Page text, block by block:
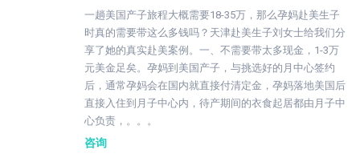
一趟美国产子旅程大概需要18-35万，那么孕妈赴美生子
时真的需要带这么多钱吗？天津赴美生子刘女士给我们分
享了她的真实赴美案例。一、不需要带太多现金，1-3万
元美金足矣。孕妈到美国产子，与挑选好的月中心签约
后，通常孕妈会在国内就直接付清定金，孕妈落地美国后
直接入住到月子中心内，待产期间的衣食起居都由月子中
心负责，。。。
咨询